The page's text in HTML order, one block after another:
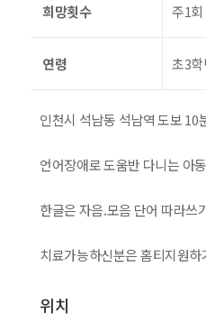
희망횟수 주1회
연령 초3
인천시 석남동 석남역 도보 10
언어장애로 도움반 다니는 아
한글은 자음.모음 단어 따라쓰
치료가능하신분은 홈티지원
위치